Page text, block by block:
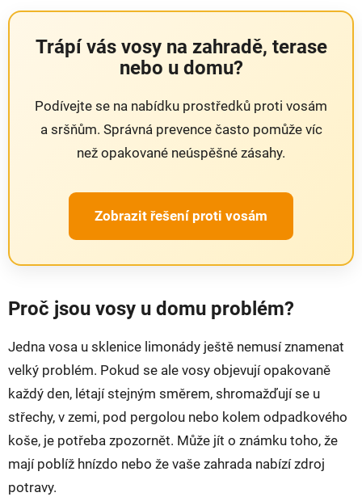
Trápí vás vosy na zahradě, terase
nebo u domu?
Podívejte se na nabídku prostředků proti vosám
a sršňům. Správná prevence často pomůže víc
než opakované neúspěšné zásahy.
Zobrazit řešení proti vosám
Proč jsou vosy u domu problém?
Jedna vosa u sklenice limonády ještě nemusí znamenat
velký problém. Pokud se ale vosy objevují opakovaně
každý den, létají stejným směrem, shromažďují se u
střechy, v zemi, pod pergolou nebo kolem odpadkového
koše, je potřeba zpozornět. Může jít o známku toho, že
mají poblíž hnízdo nebo že vaše zahrada nabízí zdroj
potravy.